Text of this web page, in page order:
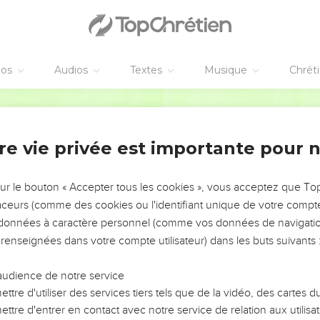
Audios Textes Musique
et regarda Pierre. Pierre se souvint alors de ce que le
sur le visage et ils l'interrogeaient en disant : « Devine qui t'a
lui beaucoup d'autres insultes.
supérieur
des anciens du peuple, les chefs des prêtres et les
Jésus devant leur sanhédrin.
Messie, dis-le-nous. » Jésus leur répondit : « Si je vous le dis,
vous ne [me] répondrez pas [et vous ne me relâcherez pas
sera assis à la droite du Dieu tout-puissant. »
vie privée est importante pour
le bouton « Accepter tous les cookies », vous acceptez que
(comme des cookies ou l'identifiant unique de votre
à caractère personnel (comme vos données de
dans votre compte utilisateur) dans les buts suivants :
de notre service
d'utiliser des services tiers tels que de la vidéo, des cartes
d'entrer en contact avec notre service de relation aux